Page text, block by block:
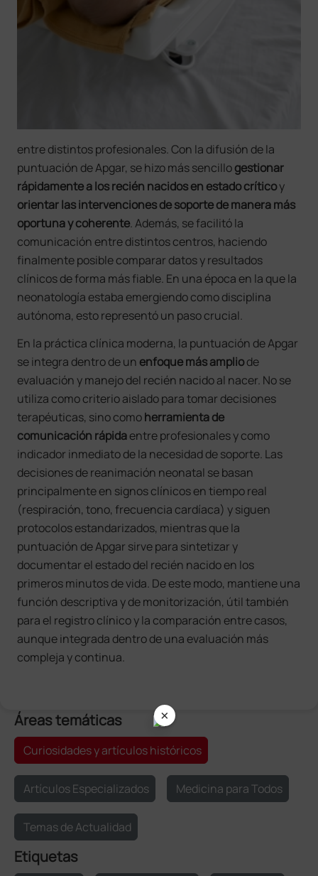
entre distintos profesionales. Con la difusión de la
puntuación de Apgar, se hizo más sencillogestionar
rápidamente a los recién nacidos en estado críticoy
orientar lasintervenciones de soporte de manera más
oportuna y coherente. Además, se facilitó la
comunicación entre distintos centros, haciendo
finalmente posible comparar datos y resultados
clínicos de forma más fiable. En una época en la que la
neonatología estaba emergiendo como disciplina
autónoma, esto representó un paso crucial.
En la práctica clínica moderna, la puntuación de Apgar
se integra dentro de un enfoque más ampliode
evaluación y manejo del recién nacido al nacer. No se
utiliza como criterio aislado para tomar decisiones
terapéuticas, sino comoherramienta de
comunicación rápidaentre profesionales y como
indicador inmediato de la necesidad de soporte. Las
decisiones de reanimación neonatal se basan
principalmente en signos clínicos en tiempo real
(respiración, tono, frecuencia cardíaca) y siguen
protocolos estandarizados, mientras que la
puntuación de Apgar sirve para sintetizar y
documentar el estado del recién nacido en los
primeros minutos de vida. De este modo, mantiene una
función descriptiva y de monitorización, útil también
para el registro clínico y la comparación entre casos,
aunque integrada dentro de una evaluación más
compleja y continua.
Áreas temáticas
Curiosidades y artículos históricos
Artículos Especializados Medicina para Todos
Temas de Actualidad
Etiquetas
×